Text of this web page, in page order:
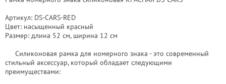
Артикул: DS-CARS-RED
Цвет: насыщенный красный
Размер: длина 52 см, ширина 12 см
Силиконовая рамка для номерного знака - это современный
стильный аксессуар, который обладает следующими
преимуществами: